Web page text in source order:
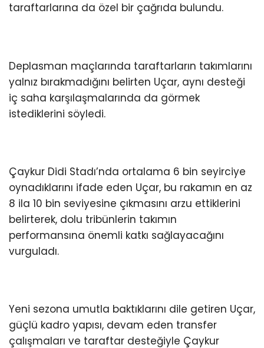
taraftarlarına da özel bir çağrıda bulundu.
Deplasman maçlarında taraftarların takımlarını
yalnız bırakmadığını belirten Uçar, aynı desteği
iç saha karşılaşmalarında da görmek
istediklerini söyledi.
Çaykur Didi Stadı’nda ortalama 6 bin seyirciye
oynadıklarını ifade eden Uçar, bu rakamın en az
8 ila 10 bin seviyesine çıkmasını arzu ettiklerini
belirterek, dolu tribünlerin takımın
performansına önemli katkı sağlayacağını
vurguladı.
Yeni sezona umutla baktıklarını dile getiren Uçar,
güçlü kadro yapısı, devam eden transfer
çalışmaları ve taraftar desteğiyle Çaykur